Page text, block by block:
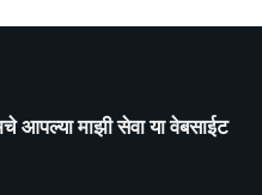
आपल्या माझी सेवा या वेबसाईट